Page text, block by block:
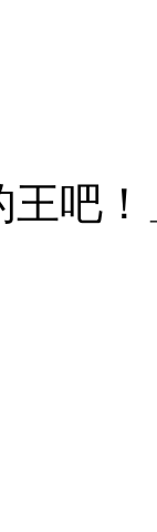
王吧